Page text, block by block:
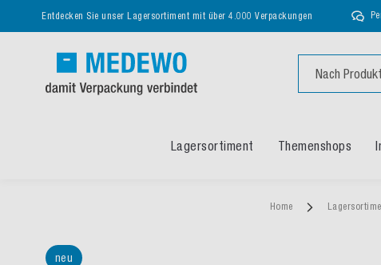
Entdecken Sie unser Lagersortiment mit über 4.000 Verpackungen
Lagersortiment Themenshops
Home
neu